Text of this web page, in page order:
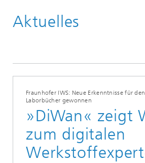
News und Medien
Aktuelles
Fraunhofer IWS: Neue Erkenntnisse für
Laborbücher gewonnen
»DiWan« zeigt
zum digitalen